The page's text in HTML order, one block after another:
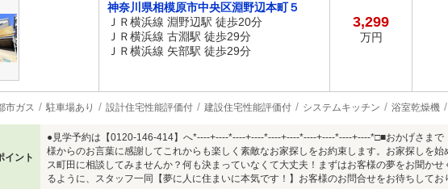
神奈川県相模原市中央区淵野辺本町５
ＪＲ横浜線 淵野辺駅 徒歩20分
ＪＲ横浜線 古淵駅 徒歩29分
ＪＲ横浜線 矢部駅 徒歩29分
3,299
万円
市ガス 駐車場あり 設計住宅性能評価付 建設住宅性能評価付 システムキッチン 浴室乾燥機
イント
●見学予約は【0120-146-414】へ*----+----*----+----*----+----*----+----*----+----*□■おかげさま
様からのお言葉に感謝してこれからも楽しく素敵なお家探しをお約束します。お家探しを
ス町田に相談してみませんか？何も決まっていなくて大丈夫！まずはお客様の夢をお聞か
るように、スタッフ一同【夢に人に住まいに本気です！】お客様のお問合せをお待ちして